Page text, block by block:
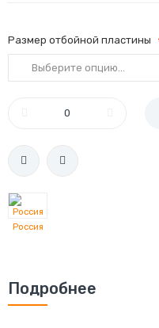
Размер отбойной пластины
Россия
Подробнее